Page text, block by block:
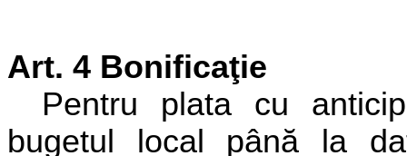
Art. 4 Bonificaţie
Pentru plata cu
bugetul local până la